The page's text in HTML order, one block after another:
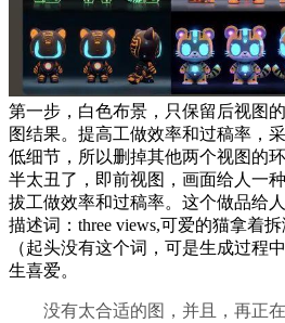
第一步，白色布景，只保留后视图
图结果。提高工做效率和过稿率，
低细节，所以删掉其他两个视图的
半太丑了，即前视图，画面给人一
拔工做效率和过稿率。这个做品给
描述词：three views,可爱的猫拿着
（起头没有这个词，可是生成过程
生喜爱。
没有太合适的图，并且，再正在